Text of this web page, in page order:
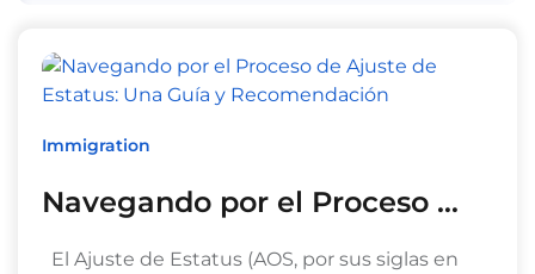
Immigration
Navegando por el Proceso …
El Ajuste de Estatus (AOS, por sus siglas en